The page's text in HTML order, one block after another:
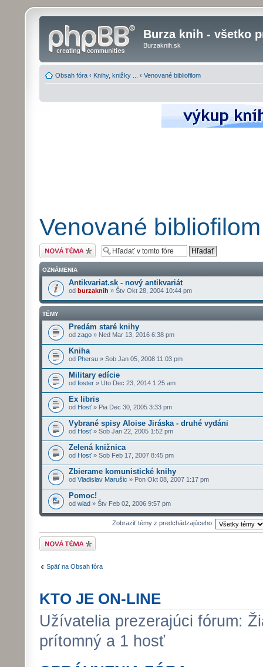
Burza knih - všetko
Burzaknih.sk
Obsah fóra ‹ Knihy, knižky ... ‹ Venované bibliofilom
Venované bibliofilom
Odoslať novú tému
OZNÁMENIA
Antikvariat.sk - nový antikvariát
od burzaknih » Štv Okt 28, 2004 10:44 pm
TÉMY
Predám staré knihy
od zago » Ned Mar 13, 2016 6:38 pm
Kniha
od Phersu » Sob Jan 05, 2008 11:03 pm
Military edície
od foster » Uto Dec 23, 2014 1:25 am
Ex libris
od Hosť» Pia Dec 30, 2005 3:33 pm
Vybrané spisy Aloise Jiráska - druhé vydáni
od Hosť» Sob Jan 22, 2005 1:52 pm
Zelená knižnica
od Hosť» Sob Feb 17, 2007 8:45 pm
Zbierame komunistické knihy
od Vladislav Marušic » Pon Okt 08, 2007 1:17 pm
Pomoc!
od wlad » Štv Feb 02, 2006 9:57 pm
Zobraziť témy z predchádzajúceho:
Odoslať novú tému
Späť na Obsah fóra
KTO JE ON-LINE
Užívatelia prezerajúci fórum:
prítomný a 1 hosť